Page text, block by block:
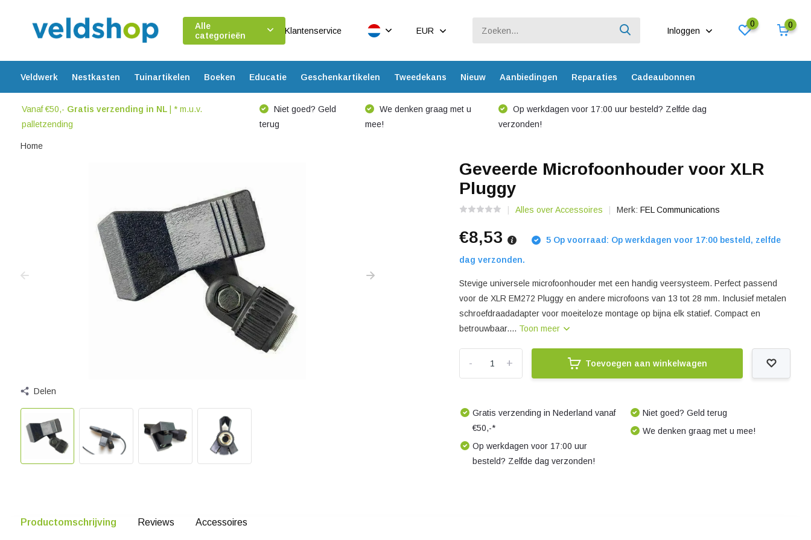
Alle
categorieën
Klantenservice EUR Inloggen
0 0
Veldwerk Nestkasten Tuinartikelen Boeken Educatie Geschenkartikelen Tweedekans Nieuw Aanbiedingen Reparaties Cadeaubonnen
Vanaf €50,- Gratis verzending in NL| * m.u.v.
palletzending
Niet goed? Geld
terug
We denken graag met u
mee!
Op werkdagen voor 17:00 uur besteld? Zelfde dag
verzonden!
Home
Delen
Geveerde Microfoonhouder voor XLR
Pluggy
Alles over Accessoires Merk:FEL Communications
€8,53 5 Op voorraad: Op werkdagen voor 17:00 besteld, zelfde
dag verzonden.
Stevige universele microfoonhouder met een handig veersysteem. Perfect passend
voor de XLR EM272 Pluggy en andere microfoons van 13 tot 28 mm. Inclusief metalen
schroefdraadadapter voor moeiteloze montage op bijna elk statief. Compact en
betrouwbaar.... Toon meer
+
- Toevoegen aan winkelwagen
Gratis verzending in Nederland vanaf
€50,-*
Op werkdagen voor 17:00 uur
besteld? Zelfde dag verzonden!
Niet goed? Geld terug
We denken graag met u mee!
Productomschrijving Reviews Accessoires